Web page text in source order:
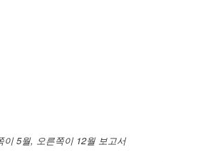
이 5월, 오른쪽이 12월 보고서